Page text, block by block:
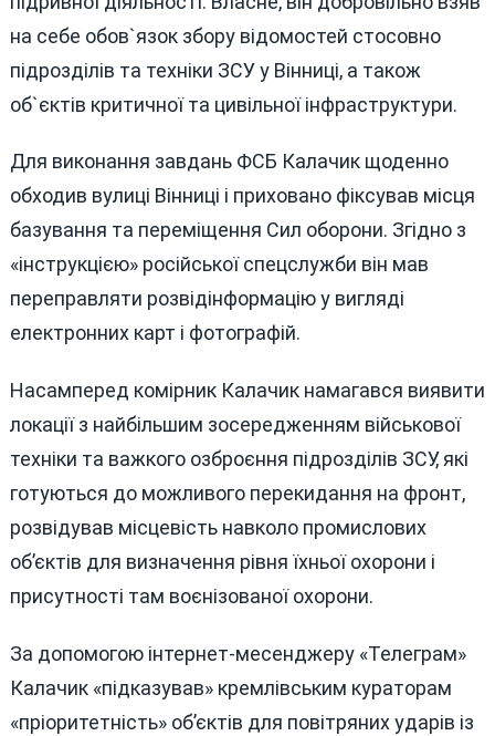
на себе обов`язок збору відомостей стосовно
підрозділів та техніки ЗСУ у Вінниці, а також
об`єктів критичної та цивільної інфраструктури.
Для виконання завдань ФСБ Калачик щоденно
обходив вулиці Вінниці і приховано фіксував місця
базування та переміщення Сил оборони. Згідно з
«інструкцією» російської спецслужби він мав
переправляти розвідінформацію у вигляді
електронних карт і фотографій.
Насамперед комірник Калачик намагався виявити
локації з найбільшим зосередженням військової
техніки та важкого озброєння підрозділів ЗСУ, які
готуються до можливого перекидання на фронт,
розвідував місцевість навколо промислових
об’єктів для визначення рівня їхньої охорони і
присутності там воєнізованої охорони.
За допомогою інтернет-месенджеру «Телеграм»
Калачик «підказував» кремлівським кураторам
«пріоритетність» об’єктів для повітряних ударів із